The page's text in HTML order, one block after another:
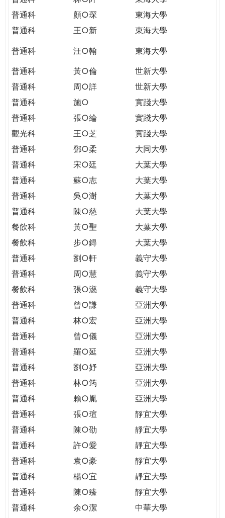
普通科
顏○琛
東海大學
普通科
王○新 東海大學
普通科 汪○翰
東海大學
普通科
黃○倫
世新大學
普通科
周○詳
世新大學
普通科
施○
實踐大學
普通科
張○綸
實踐大學
觀光科
王○芝
實踐大學
普通科
鄧○柔
大同大學
普通科
宋○廷
大葉大學
普通科
蘇○志
大葉大學
普通科
吳○澍
大葉大學
普通科
陳○慈
大葉大學
餐飲科
黃○聖
大葉大學
餐飲科
步○鍀
大葉大學
普通科
劉○軒
義守大學
普通科
周○慧
義守大學
餐飲科
張○濨
義守大學
普通科
曾○謙
亞洲大學
普通科
林○宏
亞洲大學
普通科
曾○儀
亞洲大學
普通科
羅○延
亞洲大學
普通科
劉○妤
亞洲大學
普通科
林○筠
亞洲大學
普通科
賴○胤
亞洲大學
普通科
張○瑄
靜宜大學
普通科
陳○劭
靜宜大學
普通科
許○愛
靜宜大學
普通科
袁○豪
靜宜大學
普通科
楊○宜
靜宜大學
普通科
陳○臻
靜宜大學
普通科
余○潔
中華大學